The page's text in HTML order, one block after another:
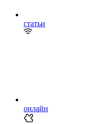
статьи
онлайн